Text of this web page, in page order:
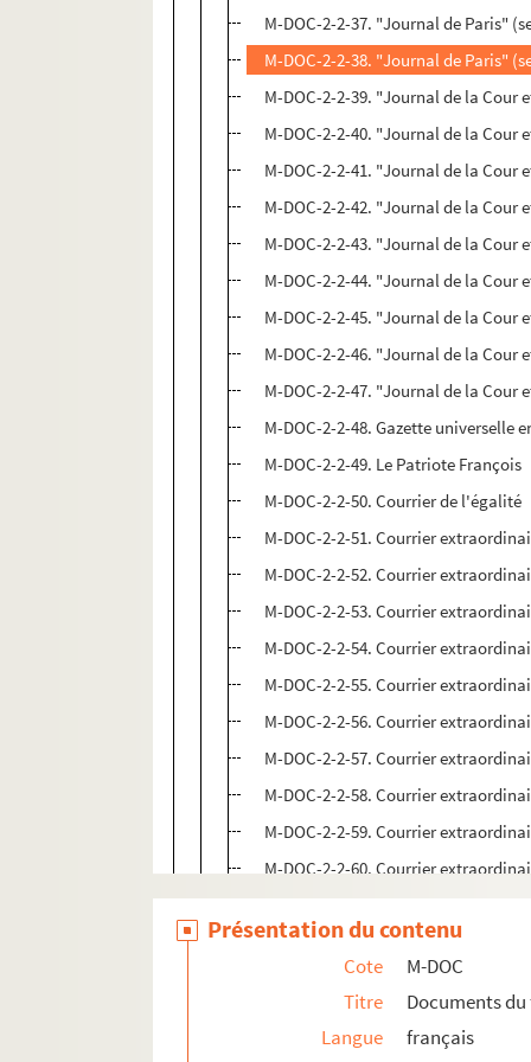
M-DOC-2-2-37. "Journal de Paris"
M-DOC-2-2-38. "Journal de Paris"
M-DOC-2-2-39. "Journal de la Cour
M-DOC-2-2-40. "Journal de la Cour
M-DOC-2-2-41. "Journal de la Cour
M-DOC-2-2-42. "Journal de la Cour
M-DOC-2-2-43. "Journal de la Cour
M-DOC-2-2-44. "Journal de la Cour
M-DOC-2-2-45. "Journal de la Cour
M-DOC-2-2-46. "Journal de la Cour
M-DOC-2-2-47. "Journal de la Cour
M-DOC-2-2-48. Gazette universelle
M-DOC-2-2-49. Le Patriote François
M-DOC-2-2-50. Courrier de l'égalité
M-DOC-2-2-51. Courrier
M-DOC-2-2-52. Courrier
M-DOC-2-2-53. Courrier
M-DOC-2-2-54. Courrier
M-DOC-2-2-55. Courrier
M-DOC-2-2-56. Courrier
M-DOC-2-2-57. Courrier
M-DOC-2-2-58. Courrier
M-DOC-2-2-59. Courrier
M-DOC-2-2-60. Courrier
M-DOC-2-2-61. Courrier
M-DOC-2-2-62. Courrier
M-DOC-2-2-63. Courrier
M-DOC-2-2-64. Courrier
M-DOC-2-2-65. Courrier
Présentation du contenu
Cote
M-DOC
Titre
Documents
Langue
français